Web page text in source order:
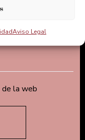
Aviso Legal
la web